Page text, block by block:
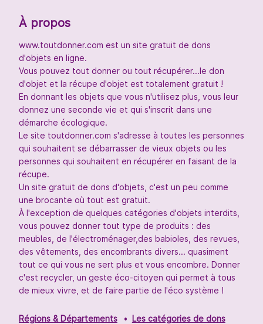
À propos
www.toutdonner.com est un site gratuit de dons
d'objets en ligne.
Vous pouvez tout donner ou tout récupérer...le don
d'objet et la récupe d'objet est totalement gratuit !
En donnant les objets que vous n'utilisez plus, vous leur
donnez une seconde vie et qui s'inscrit dans une
démarche écologique.
Le site toutdonner.com s'adresse à toutes les personnes
qui souhaitent se débarrasser de vieux objets ou les
personnes qui souhaitent en récupérer en faisant de la
récupe.
Un site gratuit de dons d'objets, c'est un peu comme
une brocante où tout est gratuit.
À l'exception de quelques catégories d'objets interdits,
vous pouvez donner tout type de produits : des
meubles, de l'électroménager,des babioles, des revues,
des vêtements, des encombrants divers... quasiment
tout ce qui vous ne sert plus et vous encombre. Donner
c'est recycler, un geste éco-citoyen qui permet à tous
de mieux vivre, et de faire partie de l'éco système !
Régions & Départements Les catégories de dons